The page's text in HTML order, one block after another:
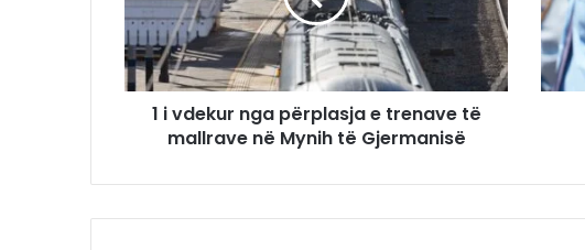
1 i vdekur nga përplasja e trenave të
mallrave në Mynih të Gjermanisë